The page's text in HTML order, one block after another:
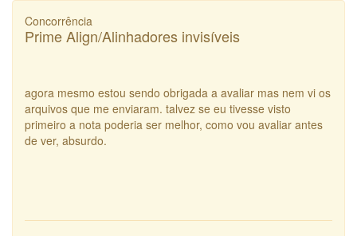
Concorrência
Prime Align/Alinhadores invisíveis
agora mesmo estou sendo obrigada a avaliar mas nem vi os
arquivos que me enviaram. talvez se eu tivesse visto
primeiro a nota poderia ser melhor, como vou avaliar antes
de ver, absurdo.